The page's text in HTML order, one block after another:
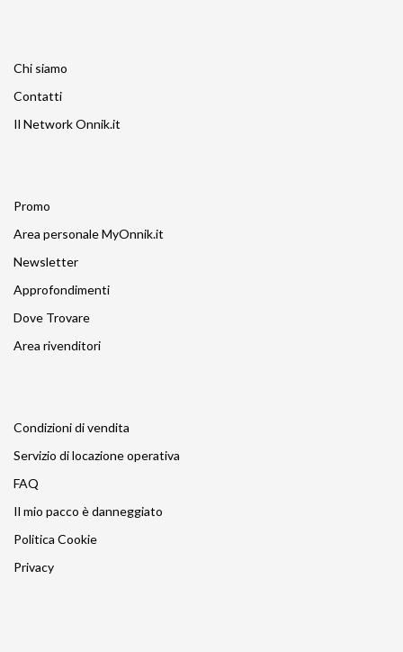
Chi siamo
Contatti
Il Network Onnik.it
Promo
Area personale MyOnnik.it
Newsletter
Approfondimenti
Dove Trovare
Area rivenditori
Condizioni di vendita
Servizio di locazione operativa
FAQ
Il mio pacco è danneggiato
Politica Cookie
Privacy